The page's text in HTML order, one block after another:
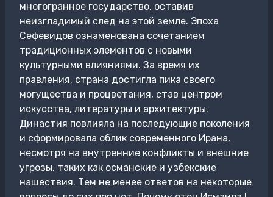
многогранное государство, оставив
неизгладимый след на этой земле. Эпоха
Сефевидов ознаменована сочетанием
традиционных элементов с новыми
культурными влияниями. За время их
правления, страна достигла пика своего
могущества и процветания, став центром
искусства, литературы и архитектуры.
Династия повлияла на последующие поколения
и сформировала облик современного Ирана,
несмотря на внутренние конфликты и внешние
угрозы, таких как османские и узбекские
нашествия. Тем не менее ответов на некоторые